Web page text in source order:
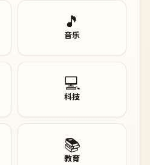
🎵
音乐
💻
科技
📚
教育